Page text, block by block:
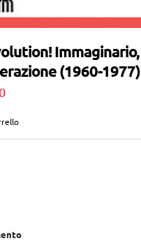
Immaginario,
(1960-1977)
Il